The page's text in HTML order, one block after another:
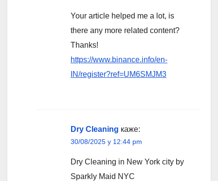
Your article helped me a lot, is
there any more related content?
Thanks!
https://www.binance.info/en-
IN/register?ref=UM6SMJM3
Dry Cleaning каже:
30/08/2025 у 12:44 pm
Dry Cleaning in New York city by
Sparkly Maid NYC